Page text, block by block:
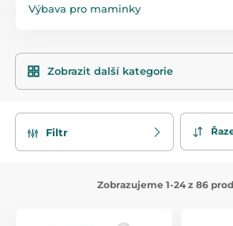
Výbava pro maminky
Zobrazit další kategorie
Filtr
Zobrazujeme 1-24 z 86